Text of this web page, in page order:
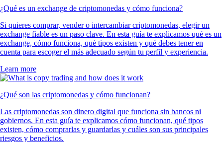
¿Qué es un exchange de criptomonedas y cómo funciona?
Si quieres comprar, vender o intercambiar criptomonedas, elegir un
exchange fiable es un paso clave. En esta guía te explicamos qué es un
exchange, cómo funciona, qué tipos existen y qué debes tener en
cuenta para escoger el más adecuado según tu perfil y experiencia.
Learn more
¿Qué son las criptomonedas y cómo funcionan?
Las criptomonedas son dinero digital que funciona sin bancos ni
gobiernos. En esta guía te explicamos cómo funcionan, qué tipos
existen, cómo comprarlas y guardarlas y cuáles son sus principales
riesgos y beneficios.